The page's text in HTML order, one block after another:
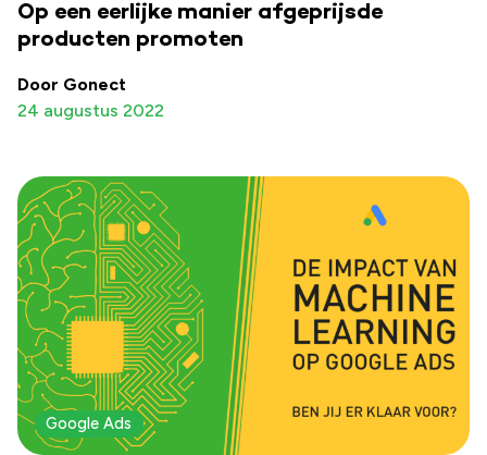
Op een eerlijke manier afgeprijsde
producten promoten
Door Gonect
24 augustus 2022
Google Ads